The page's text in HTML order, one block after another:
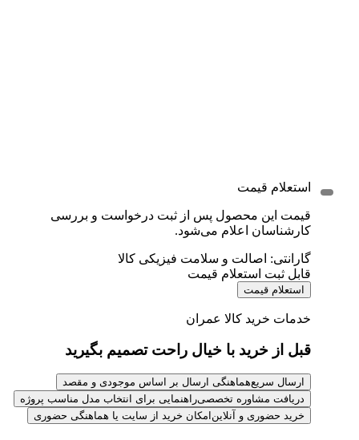
استعلام قیمت
قیمت این محصول پس از ثبت درخواست و بررسی
کارشناسان اعلام می‌شود.
گارانتی: اصالت و سلامت فیزیکی کالا
قابل ثبت استعلام قیمت
استعلام قیمت
خدمات خرید کالا عمران
قبل از خرید با خیال راحت تصمیم بگیرید
ارسال سریعهماهنگی ارسال بر اساس موجودی و مقصد
دریافت مشاوره تخصصیراهنمایی برای انتخاب مدل مناسب پروژه
خرید حضوری و آنلاین امکان خرید از سایت یا هماهنگی حضوری